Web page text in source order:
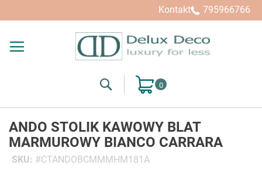
Kontakt 795966766
SearchMój koszyk
ANDO STOLIK KAWOWY BLAT
MARMUROWY BIANCO CARRARA
SKU
CTANDOBCMMMHM181A